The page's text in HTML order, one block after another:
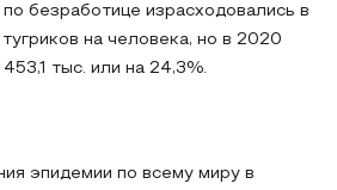
безработице израсходовались в
на человека, но в 2020
тыс. или на 24,3%.
эпидемии по всему миру в